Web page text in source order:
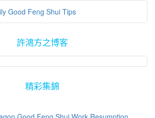
許鴻方之博客
精彩集錦